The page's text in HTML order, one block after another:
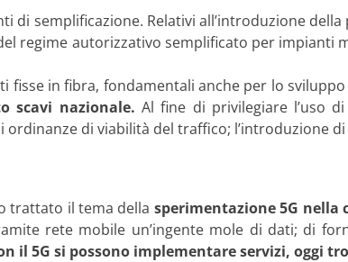
di semplificazione. Relativi all’introduzione
regime autorizzativo semplificato per
fisse in fibra, fondamentali anche per lo
scavi nazionale. Al fine di privilegiare l’uso
di viabilità del traffico; l’introduzione
trattato il tema della sperimentazione 5G nella
rete mobile un’ingente mole di dati; di
il 5G si possono implementare servizi, oggi